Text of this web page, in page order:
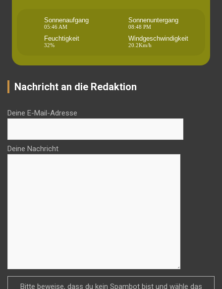
Sonnenaufgang
05:46 AM
Sonnenuntergang
08:48 PM
Feuchtigkeit
32%
Windgeschwindigkeit
20.2Km/h
Nachricht an die Redaktion
Deine E-Mail-Adresse
Deine Nachricht
Bitte beweise, dass du kein Spambot bist und wähle das